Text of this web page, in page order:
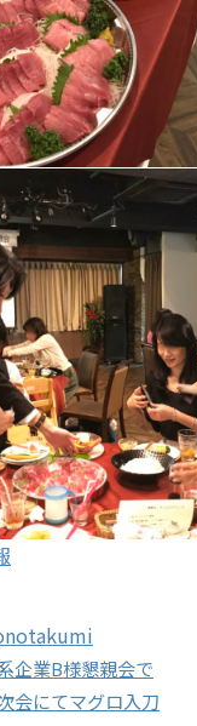
企業B様懇親会で
会にてマグロ入刀